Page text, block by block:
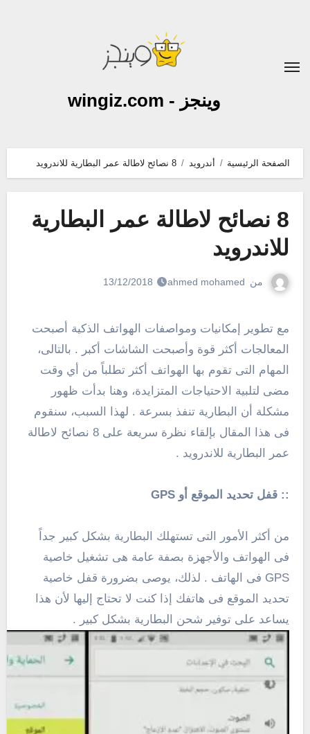
وينجز - wingiz.com
الصفحة الرئيسية أندرويد 8 نصائح لاطالة عمر البطارية للاندرويد
8 نصائح لاطالة عمر البطارية
للاندرويد
من ahmed mohamed
13/12/2018
مع تطوير إمكانيات ومواصفات الهواتف الذكية أصبحت
المعالجات أكثر قوة وأصبحت الشاشات أكبر . بالتالى،
المهام التى تقوم بها الهواتف أكثر تطلباً من أي وقت
مضى لتلبية الاحتياجات المتزايدة، وهنا بدأت ظهور
مشكلة أن البطارية تنفذ بسرعة . لهذا السبب، سنقوم
فى هذا المقال بإلقاء نظرة سريعة على 8 نصائح لاطالة
عمر البطارية للاندرويد .
:: قفل تحديد الموقع أو GPS
من أكثر الأمور التى تستهلك البطارية بشكل كبير جداً
فى الهواتف والأجهزة بصفة عامة هى تشغيل خاصية
GPS فى الهاتف . لذلك، يوصى بضرورة قفل خاصية
تحديد الموقع فى هاتفك إذا كنت لا تحتاج إليها لأن هذا
يساعد على توفير شحن البطارية بشكل كبير .